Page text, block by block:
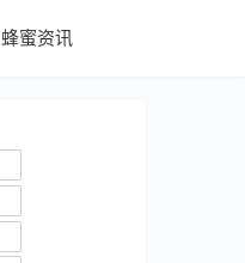
蜂蜜资讯